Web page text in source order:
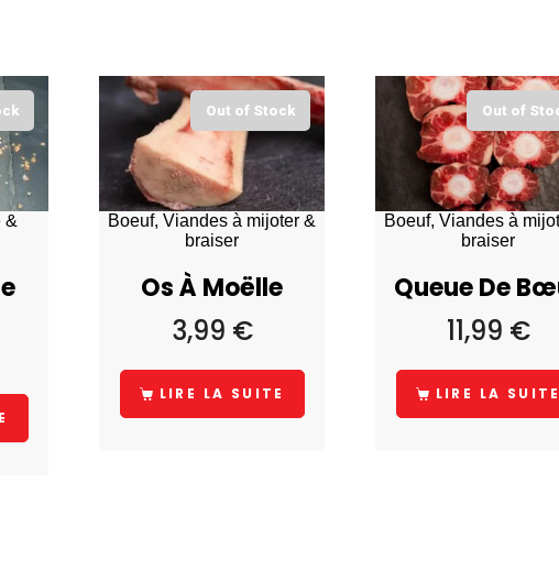
&
Out of Stock
Boeuf, Viandes à mijoter &
braiser
Os À Moëlle
3,99 €
LIRE LA SUITE
Out of
Boeuf, Viandes à
braiser
Queue De
11,99 €
LIRE LA SUITE